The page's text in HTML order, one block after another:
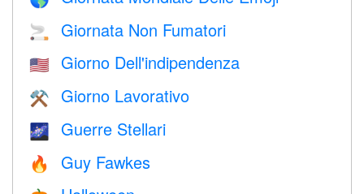
🚬 Giornata Non Fumatori
🇺🇸 Giorno Dell'indipendenza
⚒️ Giorno Lavorativo
🌌 Guerre Stellari
🔥 Guy Fawkes